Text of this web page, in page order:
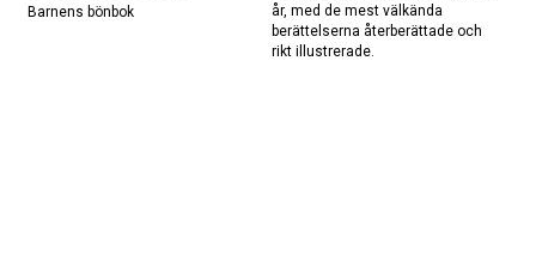
Barnens bönbok
år, med de mest välkända
berättelserna återberättade och
rikt illustrerade.